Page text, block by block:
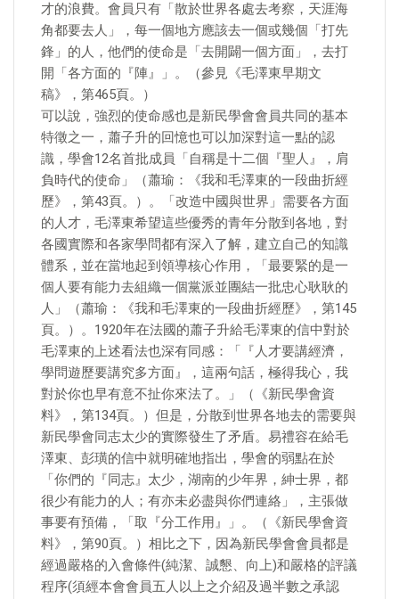
才的浪費。會員只有「散於世界各處去考察，天涯海
角都要去人」，每一個地方應該去一個或幾個「打先
鋒」的人，他們的使命是「去開闢一個方面」，去打
開「各方面的『陣』」。（參見《毛澤東早期文
稿》，第465頁。）
可以說，強烈的使命感也是新民學會會員共同的基本
特徵之一，蕭子升的回憶也可以加深對這一點的認
識，學會12名首批成員「自稱是十二個『聖人』，肩
負時代的使命」（蕭瑜：《我和毛澤東的一段曲折經
歷》，第43頁。）。「改造中國與世界」需要各方面
的人才，毛澤東希望這些優秀的青年分散到各地，對
各國實際和各家學問都有深入了解，建立自己的知識
體系，並在當地起到領導核心作用，「最要緊的是一
個人要有能力去組織一個黨派並團結一批忠心耿耿的
人」（蕭瑜：《我和毛澤東的一段曲折經歷》，第145
頁。）。1920年在法國的蕭子升給毛澤東的信中對於
毛澤東的上述看法也深有同感：「『人才要講經濟，
學問遊歷要講究多方面』，這兩句話，極得我心，我
對於你也早有意不扯你來法了。」（《新民學會資
料》，第134頁。）但是，分散到世界各地去的需要與
新民學會同志太少的實際發生了矛盾。易禮容在給毛
澤東、彭璜的信中就明確地指出，學會的弱點在於
「你們的『同志』太少，湖南的少年界，紳士界，都
很少有能力的人；有亦未必盡與你們連絡」，主張做
事要有預備，「取『分工作用』」。（《新民學會資
料》，第90頁。）相比之下，因為新民學會會員都是
經過嚴格的入會條件(純潔、誠懇、向上)和嚴格的評議
程序(須經本會會員五人以上之介紹及過半數之承認